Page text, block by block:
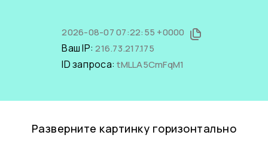
2026-08-07 07:22:55 +0000
Ваш IP:216.73.217.175
ID запроса:tMLLA5CmFqM1
Разверните картинку горизонтально